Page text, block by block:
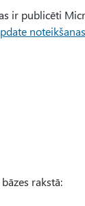
ir publicēti
rakstā: